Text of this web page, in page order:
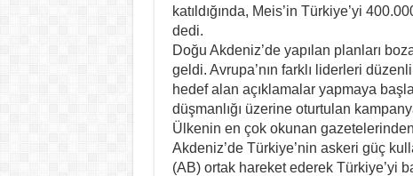
katıldığında, Meis’in Türkiye’yi
dedi.
Doğu Akdeniz’de yapılan planları
geldi. Avrupa’nın farklı liderleri
hedef alan açıklamalar yapmaya
düşmanlığı üzerine oturtulan
Ülkenin en çok okunan
Akdeniz’de Türkiye’nin askeri güç
(AB) ortak hareket ederek Türkiye’yi